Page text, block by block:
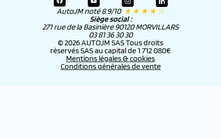
AutoJM noté 8.9/10 ★ ★ ★ ★ ☆
Siège social :
271 rue de la Basinière 90120 MORVILLARS
03 81 36 30 30
© 2026 AUTOJM SAS Tous droits
réservés SAS au capital de 1 712 080€
Mentions légales & cookies
Conditions générales de vente